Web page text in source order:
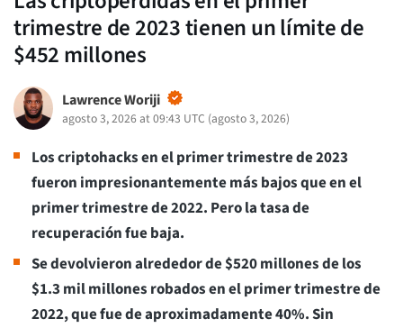
trimestre de 2023 tienen un límite de
$452 millones
Lawrence Woriji
agosto 3, 2026 at 09:43 UTC (agosto 3, 2026)
Los criptohacks en el primer trimestre de 2023
fueron impresionantemente más bajos que en el
primer trimestre de 2022. Pero la tasa de
recuperación fue baja.
Se devolvieron alrededor de $520 millones de los
$1.3 mil millones robados en el primer trimestre de
2022, que fue de aproximadamente 40%. Sin